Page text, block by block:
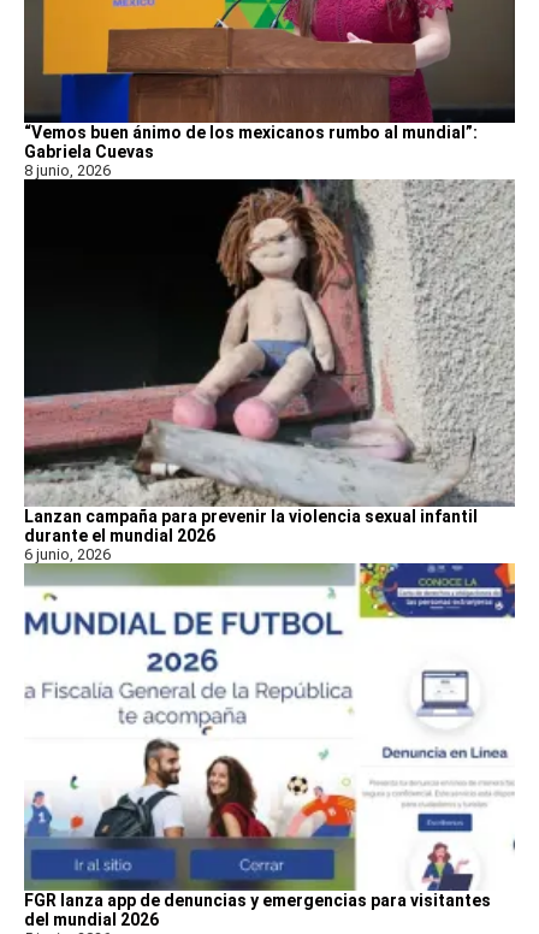
“Vemos buen ánimo de los mexicanos rumbo al mundial”:
Gabriela Cuevas
8 junio, 2026
Lanzan campaña para prevenir la violencia sexual infantil
durante el mundial 2026
6 junio, 2026
FGR lanza app de denuncias y emergencias para visitantes
del mundial 2026